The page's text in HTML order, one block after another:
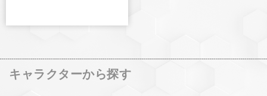
キャラクターから探す